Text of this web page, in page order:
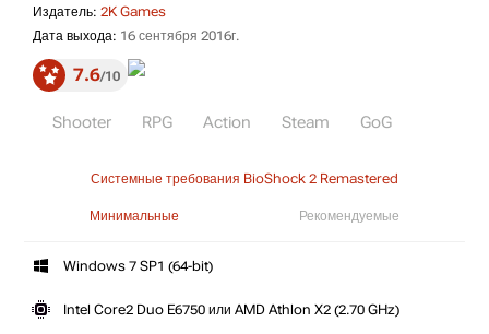
Издатель: 2K Games
Дата выхода: 16 сентября 2016г.
7.6 10
Shooter RPG Action Steam GoG
Системные требования BioShock 2 Remastered
Минимальные Рекомендуемые
Windows 7 SP1 (64-bit)
Intel Core2 Duo E6750 или AMD Athlon X2 (2.70 GHz)